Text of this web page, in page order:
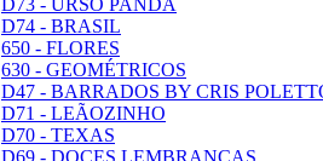
D73 - URSO PANDA
D74 - BRASIL
650 - FLORES
630 - GEOMÉTRICOS
D47 - BARRADOS BY CRIS
D71 - LEÃOZINHO
D70 - TEXAS
D69 - DOCES LEMBRANÇAS